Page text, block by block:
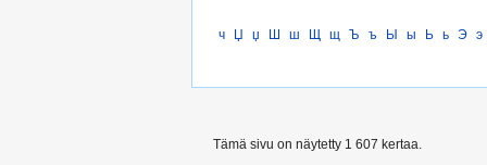
ч Џ џ Ш ш Щ щ Ъ ъ Ы ы Ь ь Э э
Tämä sivu on näytetty 1 607 kertaa.